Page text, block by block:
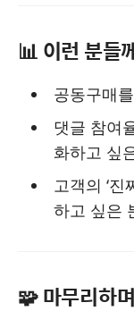
📊 이런 분들
공동구매
댓글 참여
화하고 싶
고객의 ‘
하고 싶은
🧩 마무리하며